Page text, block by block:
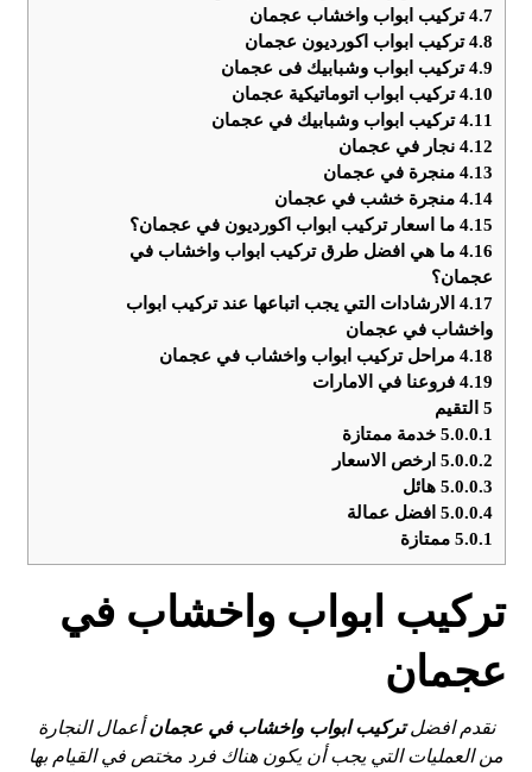
4.7تركيب ابواب واخشاب عجمان
4.8تركيب ابواب اكورديون عجمان
4.9تركيب ابواب وشبابيك فى عجمان
4.10تركيب ابواب اتوماتيكية عجمان
4.11تركيب ابواب وشبابيك في عجمان
4.12 نجار في عجمان
4.13 منجرة في عجمان
4.14 منجرة خشب في عجمان
4.15 ما اسعار تركيب ابواب اكورديون في عجمان؟
4.16 ما هي افضل طرق تركيب ابواب واخشاب في
عجمان؟
4.17 الارشادات التي يجب اتباعها عند تركيب ابواب
واخشاب في عجمان
4.18 مراحل تركيب ابواب واخشاب في عجمان
4.19 فروعنا في الامارات
5 التقيم
5.0.0.1 خدمة ممتازة
5.0.0.2 ارخص الاسعار
5.0.0.3 هائل
5.0.0.4 افضل عمالة
5.0.1 ممتازة
تركيب ابواب واخشاب في
عجمان
نقدم افضلتركيب ابواب واخشاب فيعجمانأعمال النجارة
من العمليات التي يجب أن يكون هناك فرد مختص في القيام بها